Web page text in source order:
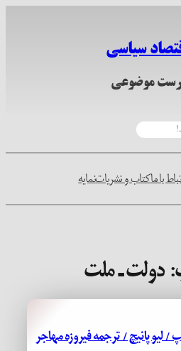
سیاسی
موضوعی
با ماکتاب و نشریاتنمایه
دولت ـ ملت
لیو پانیچ / ترجمه فیروزه مهاجر